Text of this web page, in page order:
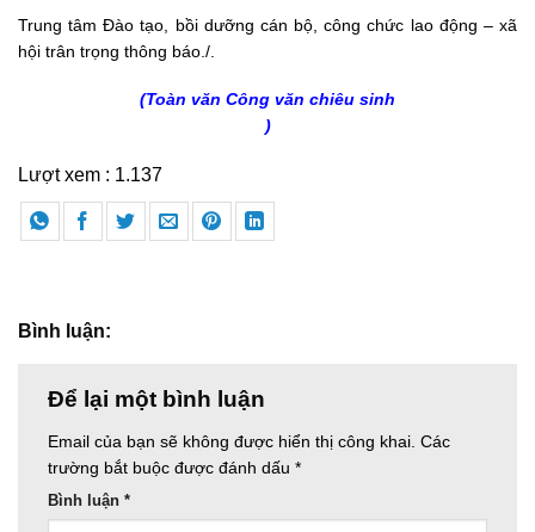
Trung tâm Đào tạo, bồi dưỡng cán bộ, công chức lao động – xã
hội trân trọng thông báo./.
(Toàn văn Công văn chiêu sinh
)
Lượt xem : 1.137
Bình luận:
Để lại một bình luận
Email của bạn sẽ không được hiển thị công khai. Các
trường bắt buộc được đánh dấu *
Bình luận *